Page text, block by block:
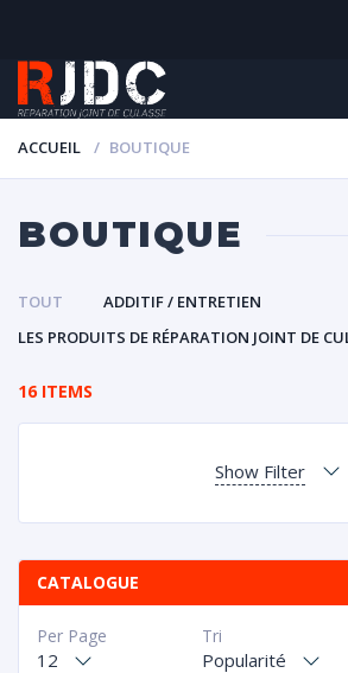
ACCUEIL BOUTIQUE
BOUTIQUE
TOUT
ADDITIF / ENTRETIEN
LES PRODUITS DE RÉPARATION JOINT DE
16 ITEMS
Show Filter
CATALOGUE
Tri
Popularité
Per Page
12